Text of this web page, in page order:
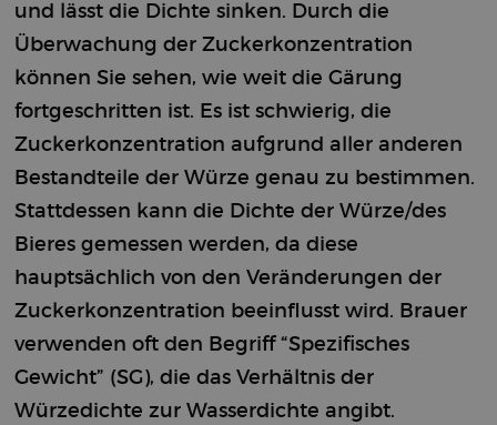
und lässt die Dichte sinken. Durch die
Überwachung der Zuckerkonzentration
können Sie sehen, wie weit die Gärung
fortgeschritten ist. Es ist schwierig, die
Zuckerkonzentration aufgrund aller anderen
Bestandteile der Würze genau zu bestimmen.
Stattdessen kann die Dichte der Würze/des
Bieres gemessen werden, da diese
hauptsächlich von den Veränderungen der
Zuckerkonzentration beeinflusst wird. Brauer
verwenden oft den Begriff “Spezifisches
Gewicht” (SG), die das Verhältnis der
Würzedichte zur Wasserdichte angibt.